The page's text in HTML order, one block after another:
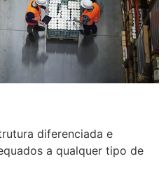
diferenciada e
a qualquer tipo de